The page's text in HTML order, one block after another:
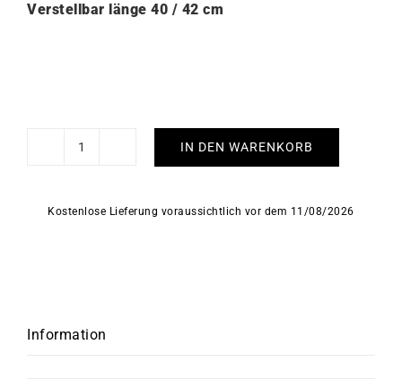
Verstellbar länge 40 / 42 cm
Fleur
Halskette
IN DEN WARENKORB
Kostenlose Lieferung voraussichtlich vor dem 11/08/2026
Information